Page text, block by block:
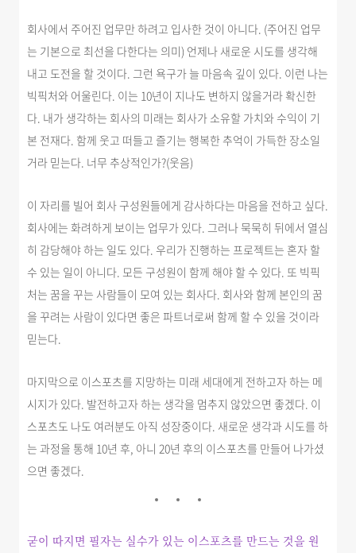
회사에서 주어진 업무만 하려고 입사한 것이 아니다. (주어진 업무
는 기본으로 최선을 다한다는 의미) 언제나 새로운 시도를 생각해
내고 도전을 할 것이다. 그런 욕구가 늘 마음속 깊이 있다. 이런 나는
빅픽처와 어울린다. 이는 10년이 지나도 변하지 않을거라 확신한
다. 내가 생각하는 회사의 미래는 회사가 소유할 가치와 수익이 기
본 전재다. 함께 웃고 떠들고 즐기는 행복한 추억이 가득한 장소일
거라 믿는다. 너무 추상적인가?(웃음)
이 자리를 빌어 회사 구성원들에게 감사하다는 마음을 전하고 싶다.
회사에는 화려하게 보이는 업무가 있다. 그러나 묵묵히 뒤에서 열심
히 감당해야 하는 일도 있다. 우리가 진행하는 프로젝트는 혼자 할
수 있는 일이 아니다. 모든 구성원이 함께 해야 할 수 있다. 또 빅픽
처는 꿈을 꾸는 사람들이 모여 있는 회사다. 회사와 함께 본인의 꿈
을 꾸려는 사람이 있다면 좋은 파트너로써 함께 할 수 있을 것이라
믿는다.
마지막으로 이스포츠를 지망하는 미래 세대에게 전하고자 하는 메
시지가 있다. 발전하고자 하는 생각을 멈추지 않았으면 좋겠다. 이
스포츠도 나도 여러분도 아직 성장중이다. 새로운 생각과 시도를 하
는 과정을 통해 10년 후, 아니 20년 후의 이스포츠를 만들어 나가셨
으면 좋겠다.
굳이 따지면 필자는 실수가 있는 이스포츠를 만드는 것을 원